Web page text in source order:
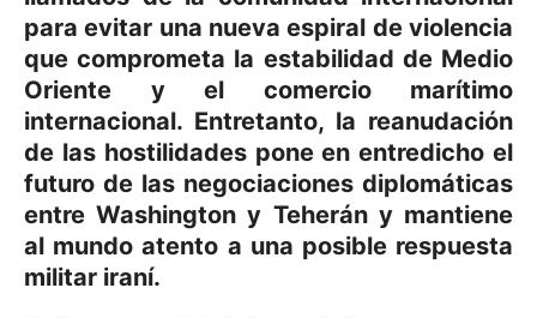
para evitar una nueva espiral de violencia
que comprometa la estabilidad de Medio
Oriente y el comercio marítimo
internacional. Entretanto, la reanudación
de las hostilidades pone en entredicho el
futuro de las negociaciones diplomáticas
entre Washington y Teherán y mantiene
al mundo atento a una posible respuesta
militar iraní.